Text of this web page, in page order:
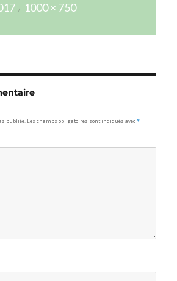
réelle
1000 × 750
publiée. Les champs obligatoires sont indiqués avec*